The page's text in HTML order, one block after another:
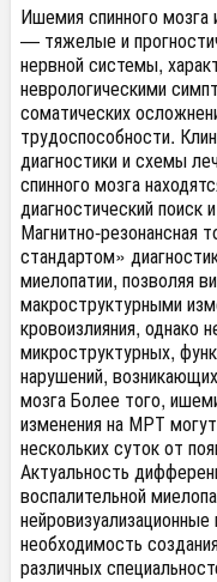
Ишемия спинного мозга
— тяжелые и
нервной системы,
неврологическими
соматических
трудоспособности.
диагностики и схемы
спинного мозга
диагностический поиск
Магнитно-резонансная
стандартом»
миелопатии, позволяя
макроструктурными
кровоизлияния, однако
микроструктурных,
нарушений,
мозга Более того,
изменения на МРТ
нескольких суток от
Актуальность
воспалительной
необходимость
различных